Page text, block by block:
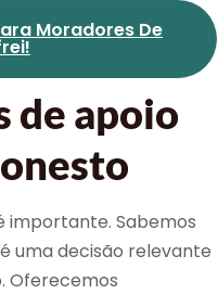
Moradores De
de apoio
importante. Sabemos
uma decisão relevante
Oferecemos